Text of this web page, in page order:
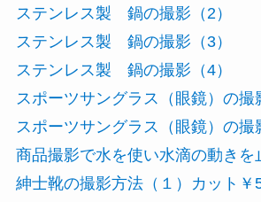
ステンレス製 鍋の撮影（2）
ステンレス製 鍋の撮影（3）
ステンレス製 鍋の撮影（4）
スポーツサングラス（眼鏡）の撮
スポーツサングラス（眼鏡）の撮
商品撮影で水を使い水滴の動きを
紳士靴の撮影方法（１）カット￥